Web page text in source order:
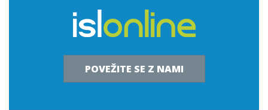
POVEŽITE SE Z NAMI